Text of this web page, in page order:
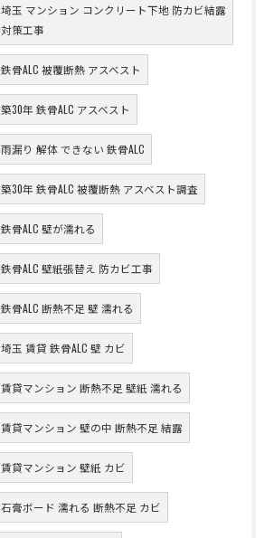
埼玉 マンション コンクリート下地 防カビ結露
対策工事
鉄骨ALC 被覆断熱 アスベスト
築30年 鉄骨ALC アスベスト
雨漏り 解体 できない 鉄骨ALC
築30年 鉄骨ALC 被覆断熱 アスベスト調査
鉄骨ALC 壁が濡れる
鉄骨ALC 壁紙張替え 防カビ工事
鉄骨ALC 断熱不足 壁 濡れる
埼玉 賃貸 鉄骨ALC 壁 カビ
賃貸マンション 断熱不足 壁紙 濡れる
賃貸マンション 壁の中 断熱不足 結露
賃貸マンション 壁紙 カビ
石膏ボード 濡れる 断熱不足 カビ